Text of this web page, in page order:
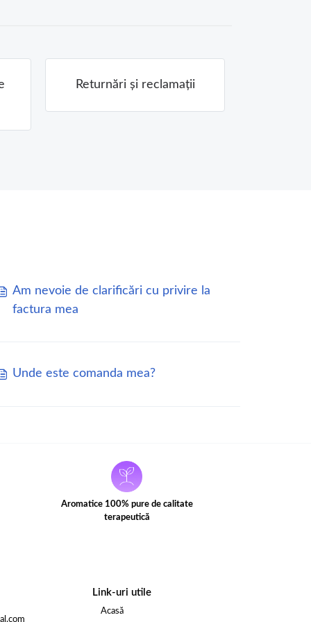
Returnări și reclamații
Am nevoie de clarificări cu privire la
factura mea
Unde este comanda mea?
Aromatice 100% pure de calitate
terapeutică
Link-uri utile
Acasă